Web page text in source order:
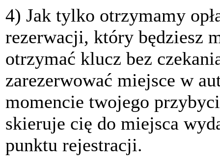
4) Jak tylko otrzymamy
rezerwacji, który będziesz
otrzymać klucz bez
zarezerwować miejsce w
momencie twojego
skieruje cię do miejsca
punktu rejestracji.